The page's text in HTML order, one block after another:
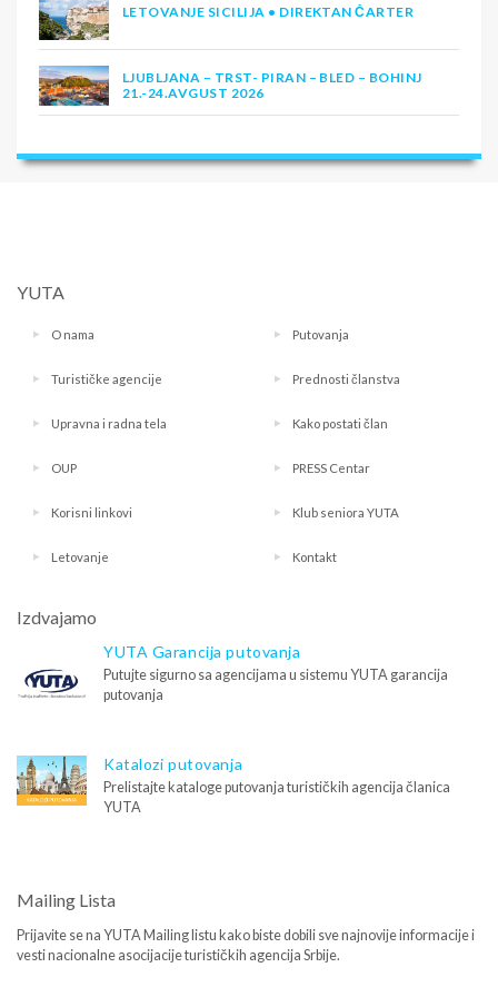
LETOVANJE SICILIJA • DIREKTAN ČARTER
LJUBLJANA – TRST- PIRAN – BLED – BOHINJ
21.-24.AVGUST 2026
YUTA
O nama Putovanja
Turističke agencije Prednosti članstva
Upravna i radna tela Kako postati član
OUP PRESS Centar
Korisni linkovi Klub seniora YUTA
Letovanje Kontakt
Izdvajamo
YUTA Garancija putovanja
Putujte sigurno sa agencijama u sistemu YUTA garancija
putovanja
Katalozi putovanja
Prelistajte kataloge putovanja turističkih agencija članica
YUTA
Mailing Lista
Prijavite se na YUTA Mailing listu kako biste dobili sve najnovije informacije i
vesti nacionalne asocijacije turističkih agencija Srbije.